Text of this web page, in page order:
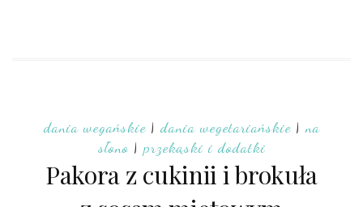
dania wegańskie|dania wegetariańskie| na
słono| przekąski i dodatki
Pakora z cukinii i brokuła